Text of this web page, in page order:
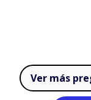
Ver más